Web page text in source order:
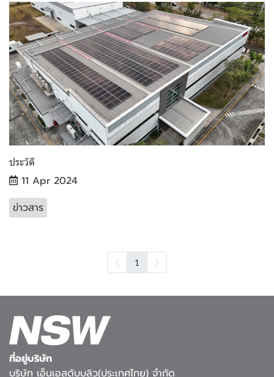
ประวัติ
11 Apr 2024
ข่าวสาร
1
ที่อยู่บริษัท
บริษัท เอ็นเอสดับบลิว(ประเทศไทย) จำกัด